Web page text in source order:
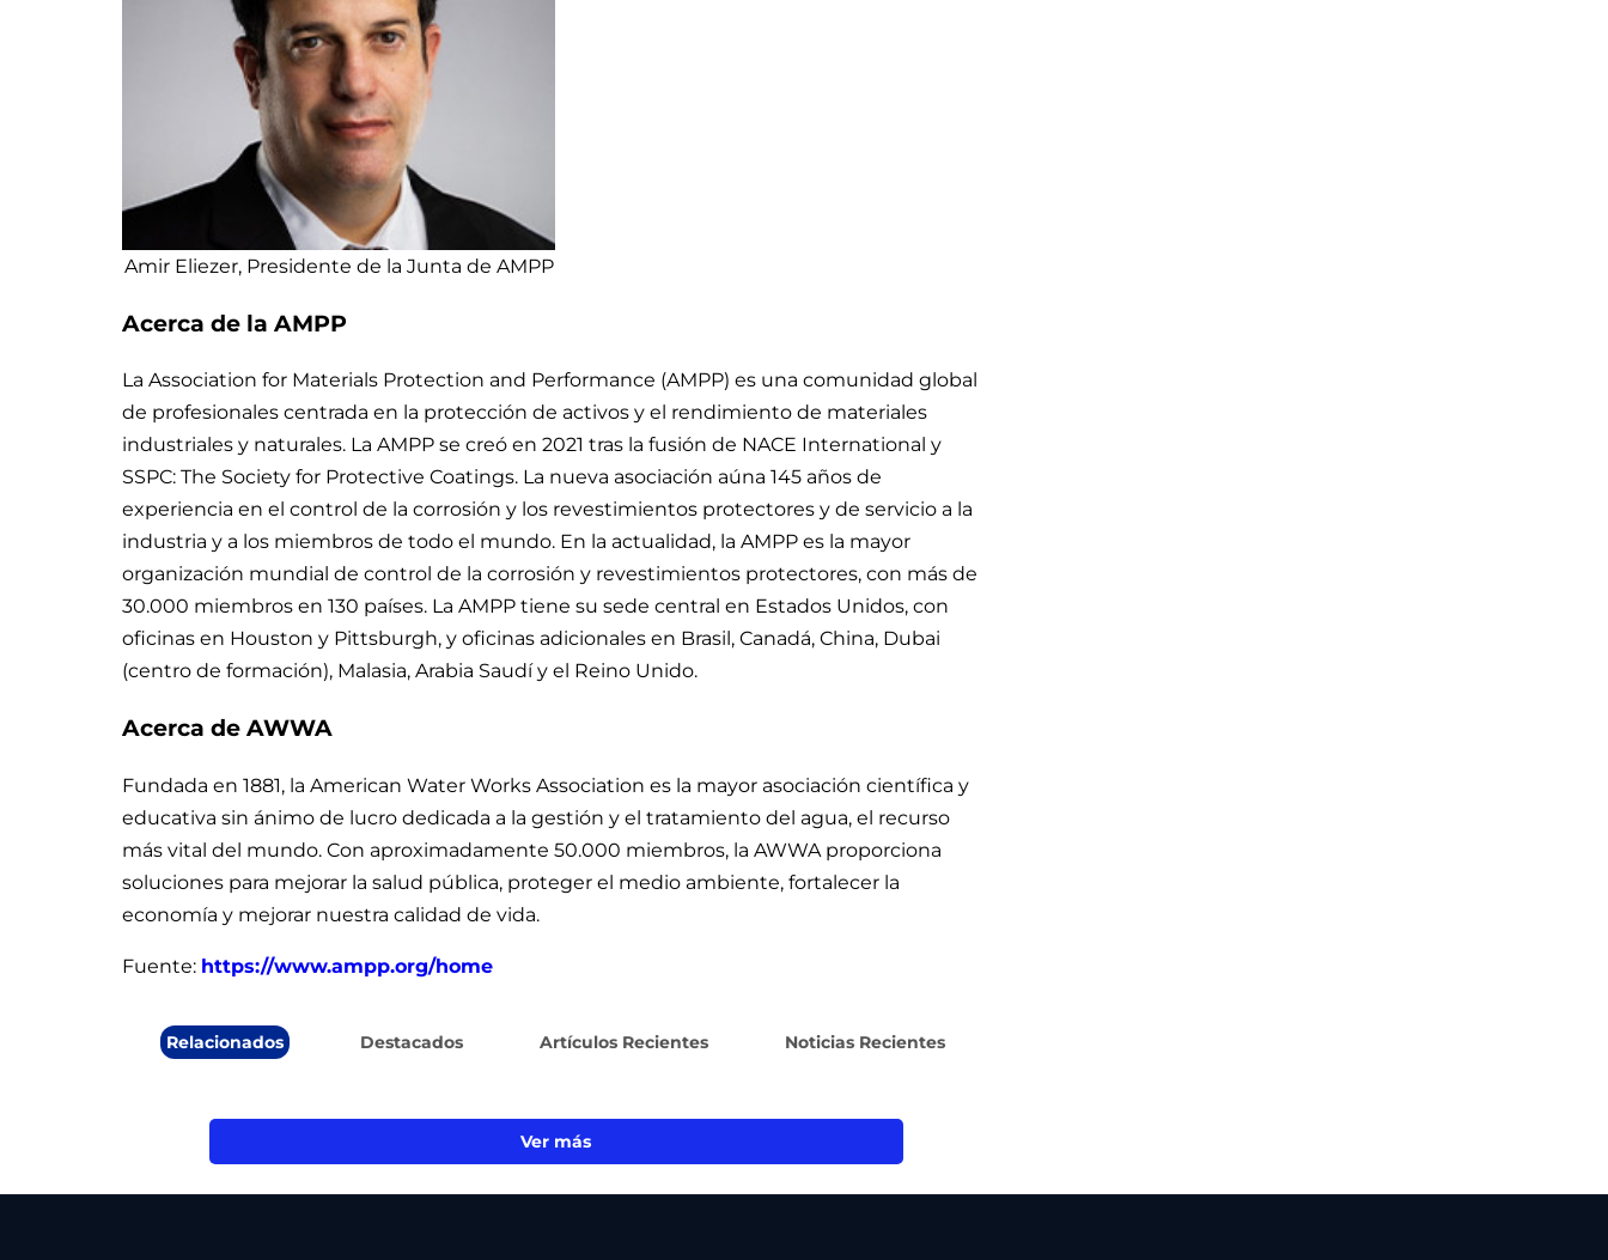
Amir Eliezer, Presidente de la Junta de AMPP
Acerca de la AMPP
La Association for Materials Protection and Performance (AMPP) es una comunidad global
de profesionales centrada en la protección de activos y el rendimiento de materiales
industriales y naturales. La AMPP se creó en 2021 tras la fusión de NACE International y
SSPC: The Society for Protective Coatings. La nueva asociación aúna 145 años de
experiencia en el control de la corrosión y los revestimientos protectores y de servicio a la
industria y a los miembros de todo el mundo. En la actualidad, la AMPP es la mayor
organización mundial de control de la corrosión y revestimientos protectores, con más de
30.000 miembros en 130 países. La AMPP tiene su sede central en Estados Unidos, con
oficinas en Houston y Pittsburgh, y oficinas adicionales en Brasil, Canadá, China, Dubai
(centro de formación), Malasia, Arabia Saudí y el Reino Unido.
Acerca de AWWA
Fundada en 1881, la American Water Works Association es la mayor asociación científica y
educativa sin ánimo de lucro dedicada a la gestión y el tratamiento del agua, el recurso
más vital del mundo. Con aproximadamente 50.000 miembros, la AWWA proporciona
soluciones para mejorar la salud pública, proteger el medio ambiente, fortalecer la
economía y mejorar nuestra calidad de vida.
Fuente: https://www.ampp.org/home
Relacionados Destacados Artículos Recientes Noticias Recientes
Ver más